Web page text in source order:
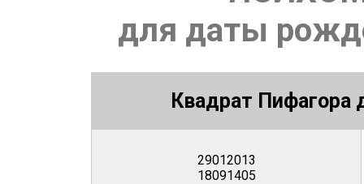
для даты
Квадрат Пифагора
29012013
18091405